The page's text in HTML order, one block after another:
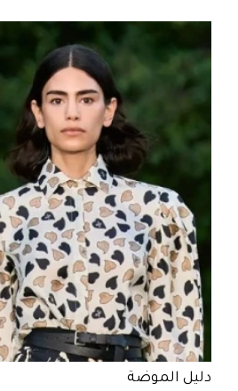
دليل الموضة